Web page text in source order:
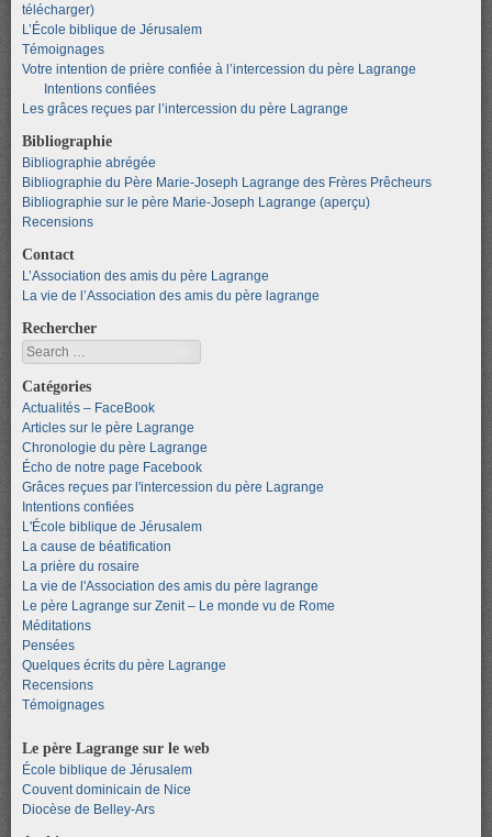
télécharger)
L’École biblique de Jérusalem
Témoignages
Votre intention de prière confiée à l’intercession du père Lagrange
Intentions confiées
Les grâces reçues par l’intercession du père Lagrange
Bibliographie
Bibliographie abrégée
Bibliographie du Père Marie-Joseph Lagrange des Frères Prêcheurs
Bibliographie sur le père Marie-Joseph Lagrange (aperçu)
Recensions
Contact
L’Association des amis du père Lagrange
La vie de l’Association des amis du père lagrange
Rechercher
Search
Catégories
Actualités – FaceBook
Articles sur le père Lagrange
Chronologie du père Lagrange
Écho de notre page Facebook
Grâces reçues par l'intercession du père Lagrange
Intentions confiées
L'École biblique de Jérusalem
La cause de béatification
La prière du rosaire
La vie de l'Association des amis du père lagrange
Le père Lagrange sur Zenit – Le monde vu de Rome
Méditations
Pensées
Quelques écrits du père Lagrange
Recensions
Témoignages
Le père Lagrange sur le web
École biblique de Jérusalem
Couvent dominicain de Nice
Diocèse de Belley-Ars